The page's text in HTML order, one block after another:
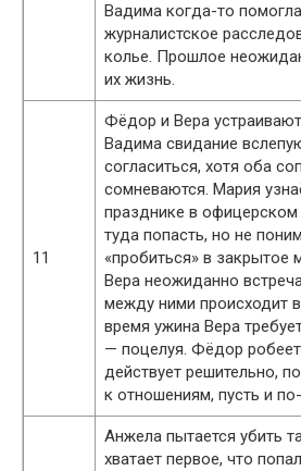
Вадима когда-то
журналистское
колье. Прошлое
их жизнь.
11
Фёдор и Вера
Вадима свидание
согласиться, хотя оба
сомневаются. Мария
празднике в офицерском
туда попасть, но не
«пробиться» в закрытое
Вера неожиданно
между ними происходит
время ужина Вера
— поцелуя. Фёдор
действует решительно,
к отношениям, пусть и
Анжела пытается убить
хватает первое, что